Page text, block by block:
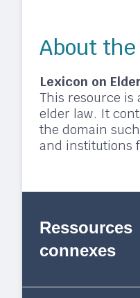
About
Lexicon on
This resource is
elder law. It
the domain
and institutions
Ressources
connexes